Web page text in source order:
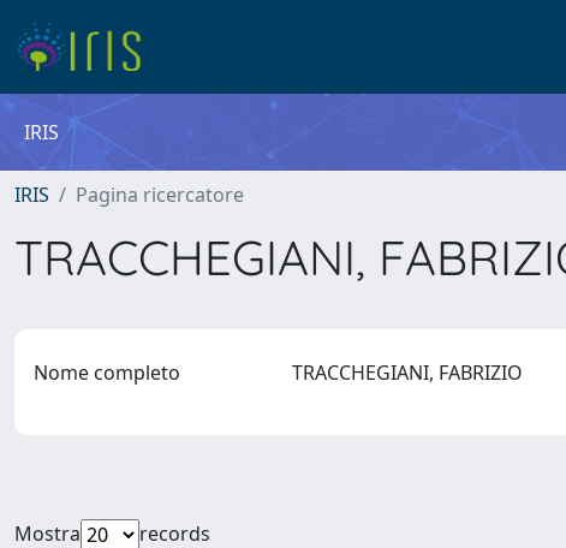
IRIS
IRIS Pagina ricercatore
TRACCHEGIANI,
Nome completo TRACCHEGIANI, FABRIZIO
Mostra
records